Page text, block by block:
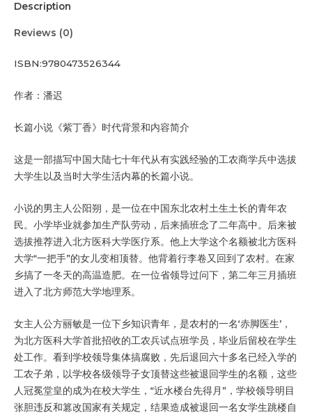
Description
Reviews (0)
ISBN:9780473526344
作者：潘迟
长篇小说《紫丁香》时代背景和内容简介
这是一部描写中国大陆七十年代从有实践经验的工农商学兵中选拔
大学生以及当时大学生活内幕的长篇小说。
小说的男主人公阳朔，是一位在中国东北农村土生土长的青年农
民。小学毕业就参加生产队劳动，后来插班念了二年高中。后来被
选拔推荐进入北方医科大学医疗系。他上大学这个名额被北方医科
大学“一把手”的女儿变相顶替。他背着行李卷又回到了农村。在家
乡搞了一冬天的高温造肥。在一位省领导过问下，第二年三月插班
进入了北方师范大学地理系。
女主人公方丽敏是一位下乡知识青年，是农村的一名‘赤脚医生’，
为北方医科大学首批招收的工农兵试点班学员，毕业后留校在学生
处工作。看到学校领导集体搞腐败，先后退回六十多名已经入学的
工农子弟，以学校各级领导子女顶替这些被退回学生的名额，这些
人冠冕堂皇的成为在校大学生，“近水楼台先得月”，学校领导明目
张胆违反和篡改国家有关规定，结果造成被退回一名女学生跳楼自